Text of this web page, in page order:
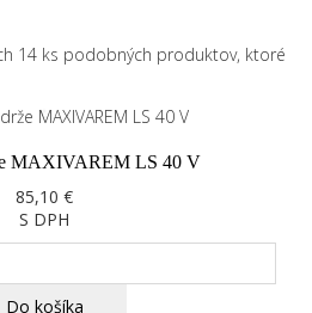
14 ks podobných produktov, ktoré
MAXIVAREM LS 40 V
85,10 €
S DPH
Do košíka